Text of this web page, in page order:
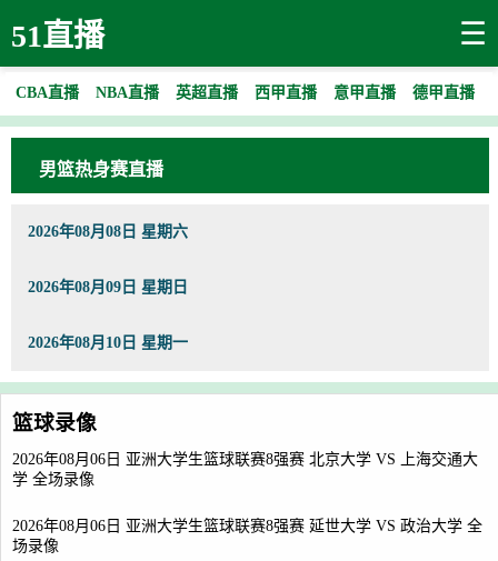
51直播 ☰
CBA直播 NBA直播 英超直播 西甲直播 意甲直播 德甲直播
男篮热身赛直播
2026年08月08日 星期六
2026年08月09日 星期日
2026年08月10日 星期一
篮球录像
2026年08月06日 亚洲大学生篮球联赛8强赛 北京大学 VS 上海交通大
学 全场录像
2026年08月06日 亚洲大学生篮球联赛8强赛 延世大学 VS 政治大学 全
场录像